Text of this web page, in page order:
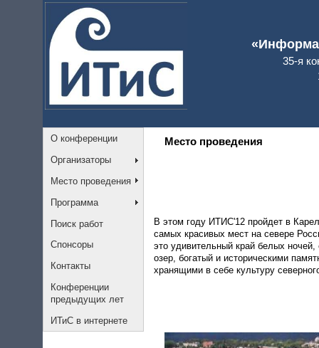
35-я
О конференции
Организаторы
Место проведения
Программа
Поиск работ
Спонсоры
Контакты
Конференции
предыдущих лет
ИТиС в интернете
Место проведения
В этом году ИТИС'12 пройдет в
самых красивых мест на севере
это удивительный край белых ночей,
озер, богатый и историческими
хранящими в себе культуру